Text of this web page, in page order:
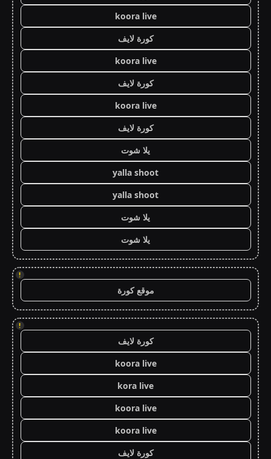
koora live
كورة لايف
koora live
كورة لايف
koora live
كورة لايف
يلا شوت
yalla shoot
yalla shoot
يلا شوت
يلا شوت
!
موقع كورة
!
كورة لايف
koora live
kora live
koora live
koora live
كورة لايف